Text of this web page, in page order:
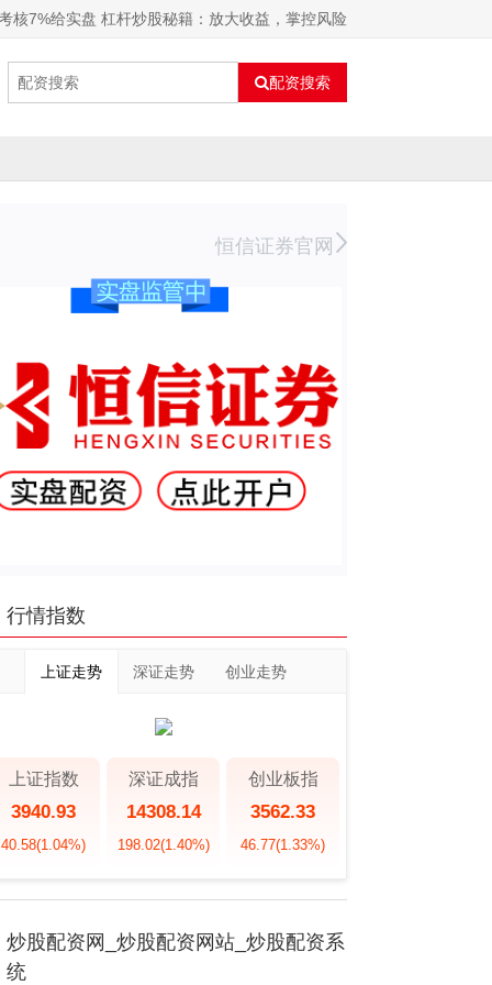
核7%给实盘 杠杆炒股秘籍：放大收益，掌控风险
配资搜索
恒信证券官网
行情指数
上证走势 深证走势 创业走势
上证指数
3940.93
40.58(1.04%)
深证成指
14308.14
198.02(1.40%)
创业板指
3562.33
46.77(1.33%)
炒股配资网_炒股配资网站_炒股配资系
统